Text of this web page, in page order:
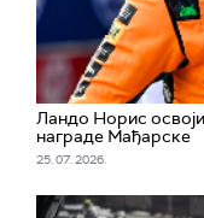
Ландо Норис
награде Мађарске
25. 07. 2026.